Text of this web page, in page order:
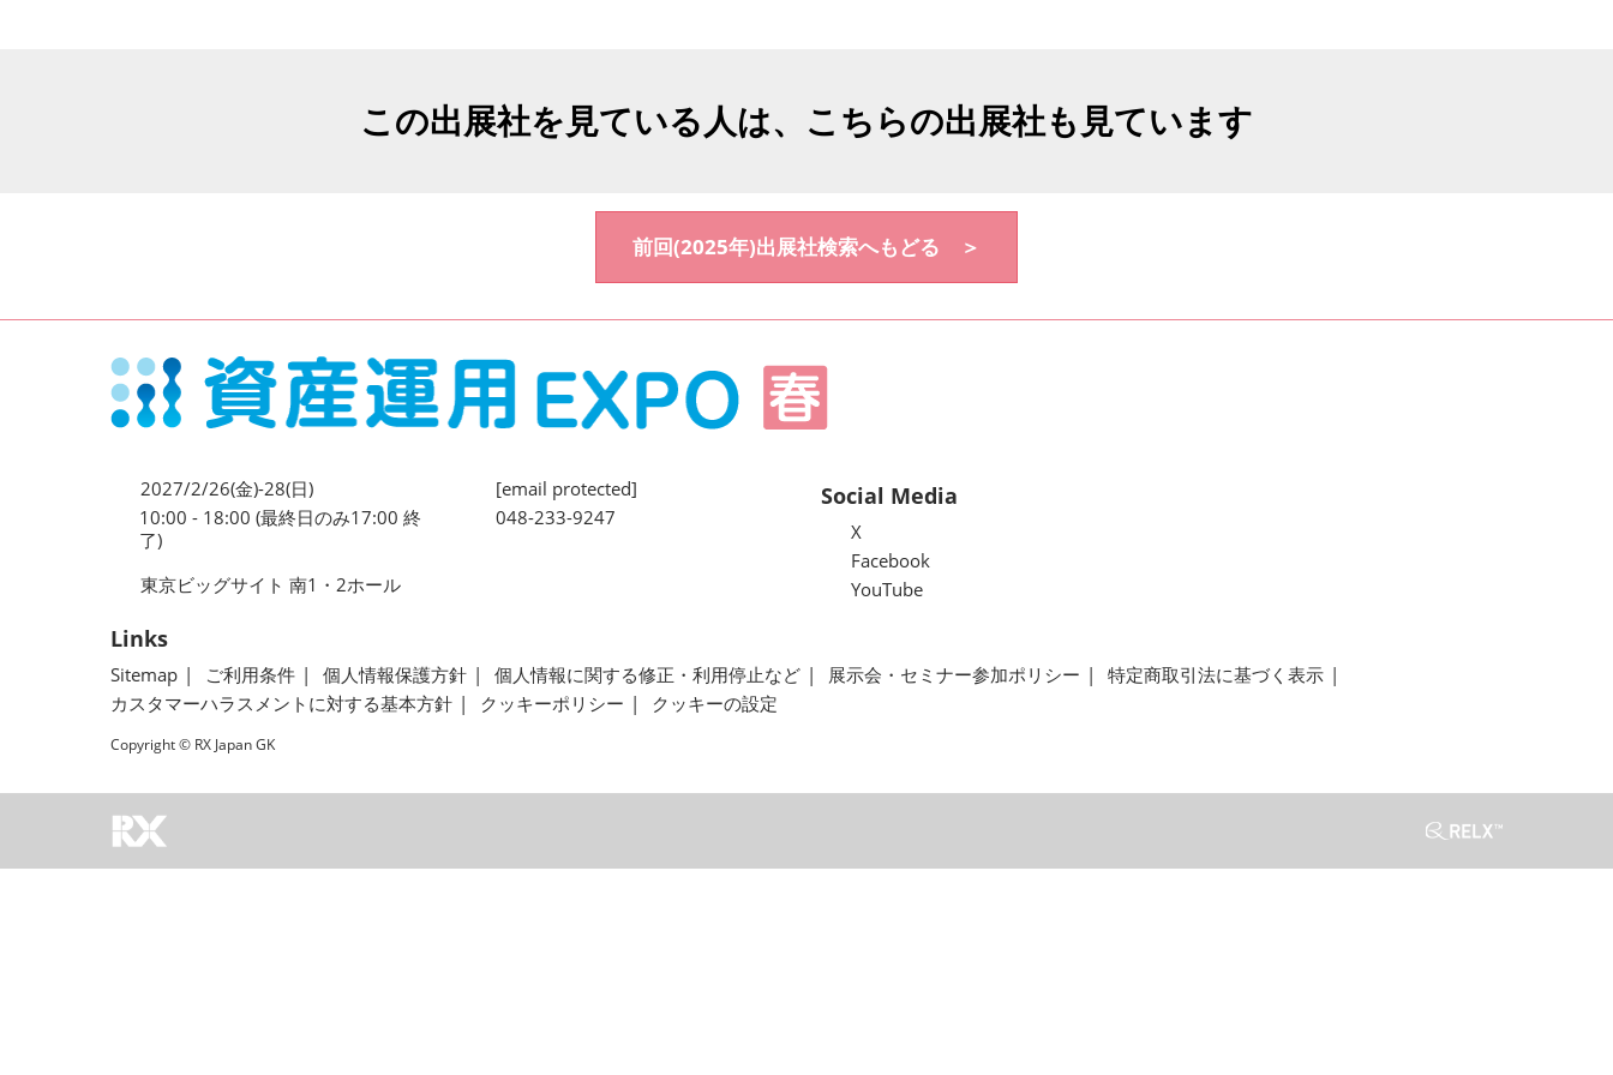
この出展社を見ている人は、こちらの出展社も見ています
前回(2025年)出展社検索へもどる ＞
2027/2/26(金)-28(日)
10:00 - 18:00 (最終日のみ17:00 終
了)
東京ビッグサイト 南1・2ホール
[email protected]
048-233-9247
Social Media
X
Facebook
YouTube
Links
Sitemap ご利用条件 個人情報保護方針 個人情報に関する修正・利用停止など 展示会・セミナー参加ポリシー
特定商取引法に基づく表示
カスタマーハラスメントに対する基本方針
クッキーポリシー クッキーの設定
Copyright © RX Japan GK